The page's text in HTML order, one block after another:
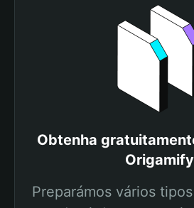
Obtenha
Origamify
Preparámos vários